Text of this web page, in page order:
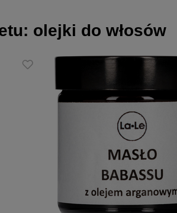
i na końce.
olejki do włosów